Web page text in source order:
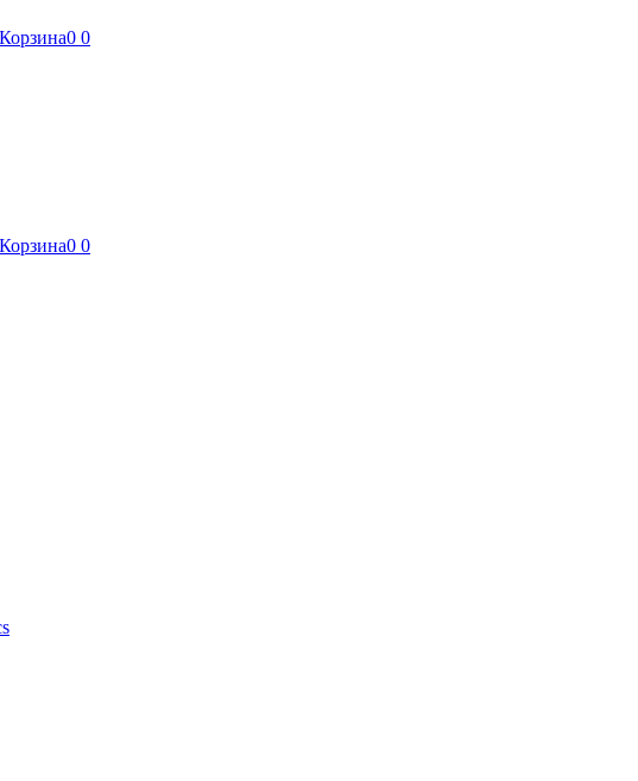
Корзина0 0
Корзина0 0